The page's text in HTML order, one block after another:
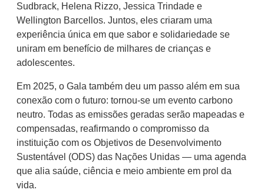
Sudbrack, Helena Rizzo, Jessica Trindade e
Wellington Barcellos. Juntos, eles criaram uma
experiência única em que sabor e solidariedade se
uniram em benefício de milhares de crianças e
adolescentes.
Em 2025, o Gala também deu um passo além em sua
conexão com o futuro: tornou-se um evento carbono
neutro. Todas as emissões geradas serão mapeadas e
compensadas, reafirmando o compromisso da
instituição com os Objetivos de Desenvolvimento
Sustentável (ODS) das Nações Unidas — uma agenda
que alia saúde, ciência e meio ambiente em prol da
vida.